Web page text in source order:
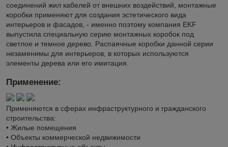
соединений жил кабелей от внешних воздействий, монтажные
коробки применяют для создания эстетического вида
интерьеров и фасадов, - именно поэтому компания EKF
выпустила специальную серию монтажных коробок под
светлое и темное дерево. Распаячные коробки данной серии
незаменимы для интерьеров, в которых используются
элементы дерева или его имитация.
Применение:
Применяются в сферах инфраструктурного и гражданского
строительства:
• Жилые помещения
• Объекты коммерческой недвижимости